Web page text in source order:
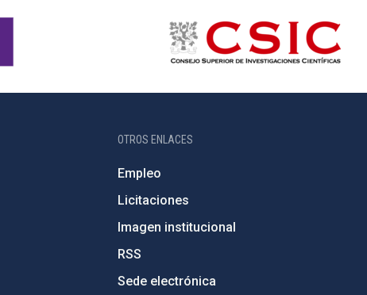
OTROS ENLACES
Empleo
Licitaciones
Imagen institucional
RSS
Sede electrónica